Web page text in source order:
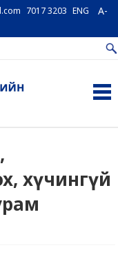
7017 3203 ENG
A-
хүчингүй